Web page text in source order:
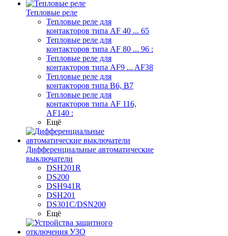
Тепловые реле
Тепловые реле для
контакторов типа AF 40 ... 65
Тепловые реле для
контакторов типа AF 80 ... 96 :
Тепловые реле для
контакторов типа AF9 ... AF38
Тепловые реле для
контакторов типа В6, В7
Тепловые реле для
контакторов типа AF 116,
AF140 :
Ещё
Дифференциальные автоматические
выключатели
DSH201R
DS200
DSH941R
DSH201
DS301C/DSN200
Ещё